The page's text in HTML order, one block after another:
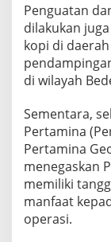
Penguatan
dilakukan
kopi di
di wilayah
Sementara,
Pertamina
Pertamina
menegaskan
memiliki
manfaat
operasi.